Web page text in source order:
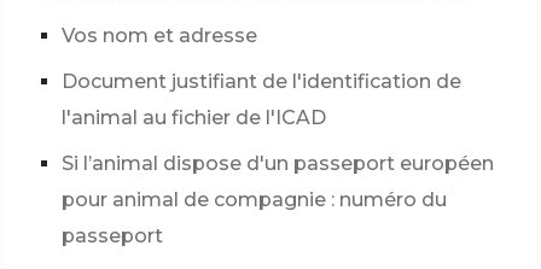
Vos nom et adresse
Document justifiant de l'identification de
l'animal au fichier de l'ICAD
Si l’animal dispose d'un passeport européen
pour animal de compagnie : numéro du
passeport